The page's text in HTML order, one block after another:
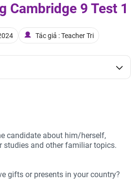
Cambridge 9 Test 1
Tác giả : Teacher Tri
candidate about him/herself,
studies and other familiar topics.
gifts or presents in your country?